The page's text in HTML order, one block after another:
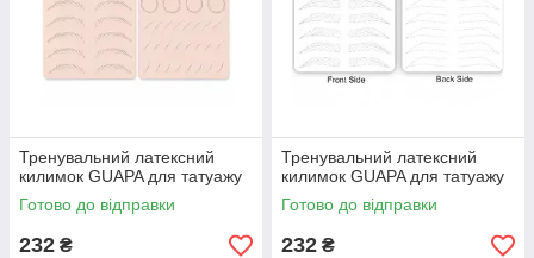
Тренувальний латексний
килимок GUAPA для татуажу
Готово до відправки
232 ₴
Тренувальний латексний
килимок GUAPA для татуажу
Готово до відправки
232 ₴